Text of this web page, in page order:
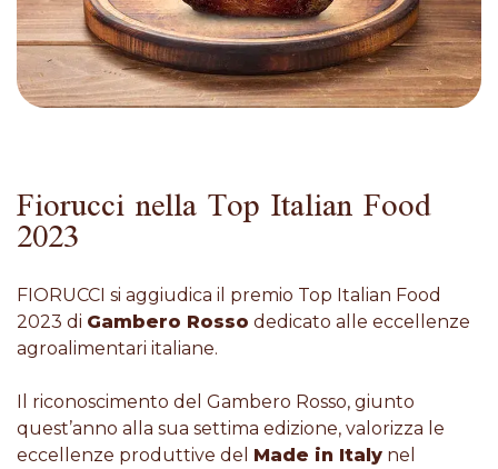
Fiorucci nella Top Italian Food
2023
FIORUCCI si aggiudica il premio Top Italian Food
2023 di Gambero Rosso dedicato alle eccellenze
agroalimentari italiane.
Il riconoscimento del Gambero Rosso, giunto
quest’anno alla sua settima edizione, valorizza le
eccellenze produttive del Made in Italy nel